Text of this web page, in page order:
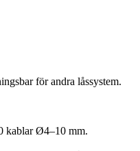
för andra låssystem.
kablar Ø4–10 mm.